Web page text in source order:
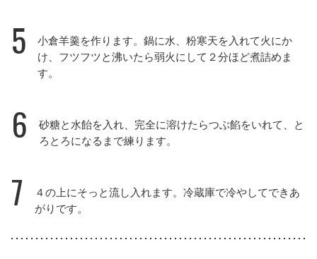
5
小倉羊羹を作ります。鍋に水、粉寒天を入れて火にか
け、フツフツと沸いたら弱火にして２分ほど煮詰めま
す。
6
砂糖と水飴を入れ、完全に溶けたらつぶ餡をいれて、と
ろとろになるまで練ります。
7
４の上にそっと流し入れます。冷蔵庫で冷やしてできあ
がりです。